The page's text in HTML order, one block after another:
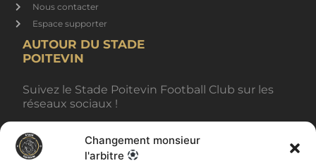
Changement monsieur
l'arbitre
Nous contacter
Espace supporter
AUTOUR DU STADE
POITEVIN
Suivez le Stade Poitevin Football Club sur les
réseaux sociaux !
BILLETTERIE